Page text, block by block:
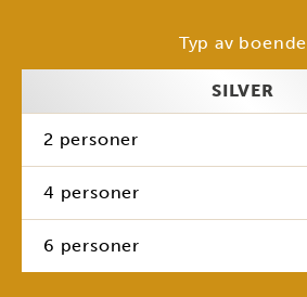
Typ av boende
SILVER
2 personer
4 personer
6 personer